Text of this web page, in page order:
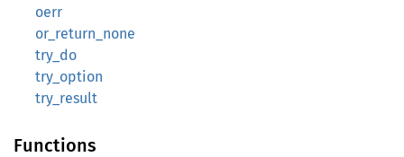
oerr
or_return_none
try_do
try_option
try_result
Functions